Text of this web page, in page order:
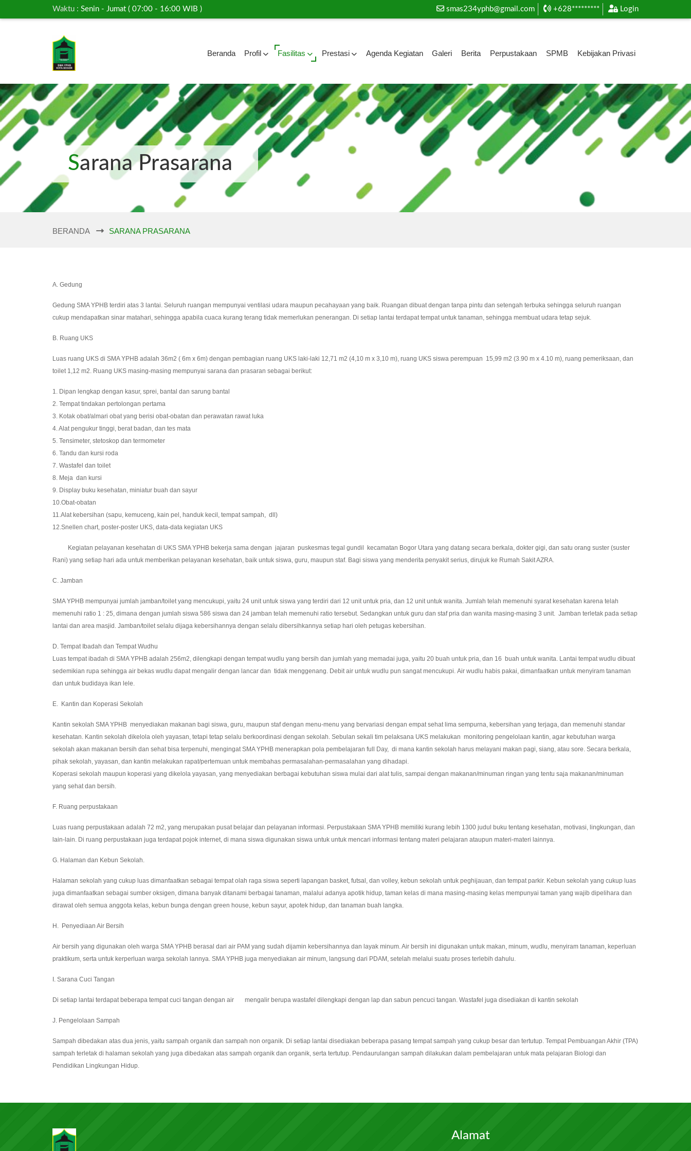
Waktu : Senin - Jumat ( 07:00 - 16:00 WIB ) smas234yphb@gmail.com +628********* Login
Beranda Profil Fasilitas Prestasi Agenda Kegiatan Galeri Berita Perpustakaan SPMB Kebijakan Privasi
Sarana Prasarana
BERANDA SARANA PRASARANA
A. Gedung
Gedung SMA YPHB terdiri atas 3 lantai. Seluruh ruangan mempunyai ventilasi udara maupun pecahayaan yang baik. Ruangan dibuat dengan tanpa pintu dan setengah terbuka sehingga seluruh ruangan
cukup mendapatkan sinar matahari, sehingga apabila cuaca kurang terang tidak memerlukan penerangan. Di setiap lantai terdapat tempat untuk tanaman, sehingga membuat udara tetap sejuk.
B. Ruang UKS
Luas ruang UKS di SMA YPHB adalah 36m2 ( 6m x 6m) dengan pembagian ruang UKS laki-laki 12,71 m2 (4,10 m x 3,10 m), ruang UKS siswa perempuan 15,99 m2 (3.90 m x 4.10 m), ruang pemeriksaan, dan
toilet 1,12 m2. Ruang UKS masing-masing mempunyai sarana dan prasaran sebagai berikut:
1. Dipan lengkap dengan kasur, sprei, bantal dan sarung bantal
2. Tempat tindakan pertolongan pertama
3. Kotak obat/almari obat yang berisi obat-obatan dan perawatan rawat luka
4. Alat pengukur tinggi, berat badan, dan tes mata
5. Tensimeter, stetoskop dan termometer
6. Tandu dan kursi roda
7. Wastafel dan toilet
8. Meja dan kursi
9. Display buku kesehatan, miniatur buah dan sayur
10.Obat-obatan
11.Alat kebersihan (sapu, kemuceng, kain pel, handuk kecil, tempat sampah, dll)
12.Snellen chart, poster-poster UKS, data-data kegiatan UKS
Kegiatan pelayanan kesehatan di UKS SMA YPHB bekerja sama dengan jajaran puskesmas tegal gundil kecamatan Bogor Utara yang datang secara berkala, dokter gigi, dan satu orang suster (suster
Rani) yang setiap hari ada untuk memberikan pelayanan kesehatan, baik untuk siswa, guru, maupun staf. Bagi siswa yang menderita penyakit serius, dirujuk ke Rumah Sakit AZRA.
C. Jamban
SMA YPHB mempunyai jumlah jamban/toilet yang mencukupi, yaitu 24 unit untuk siswa yang terdiri dari 12 unit untuk pria, dan 12 unit untuk wanita. Jumlah telah memenuhi syarat kesehatan karena telah
memenuhi ratio 1 : 25, dimana dengan jumlah siswa 586 siswa dan 24 jamban telah memenuhi ratio tersebut. Sedangkan untuk guru dan staf pria dan wanita masing-masing 3 unit. Jamban terletak pada setiap
lantai dan area masjid. Jamban/toilet selalu dijaga kebersihannya dengan selalu dibersihkannya setiap hari oleh petugas kebersihan.
D. Tempat Ibadah dan Tempat Wudhu
Luas tempat ibadah di SMA YPHB adalah 256m2, dilengkapi dengan tempat wudlu yang bersih dan jumlah yang memadai juga, yaitu 20 buah untuk pria, dan 16 buah untuk wanita. Lantai tempat wudlu dibuat
sedemikian rupa sehingga air bekas wudlu dapat mengalir dengan lancar dan tidak menggenang. Debit air untuk wudlu pun sangat mencukupi. Air wudlu habis pakai, dimanfaatkan untuk menyiram tanaman
dan untuk budidaya ikan lele.
E. Kantin dan Koperasi Sekolah
Kantin sekolah SMA YPHB menyediakan makanan bagi siswa, guru, maupun staf dengan menu-menu yang bervariasi dengan empat sehat lima sempurna, kebersihan yang terjaga, dan memenuhi standar
kesehatan. Kantin sekolah dikelola oleh yayasan, tetapi tetap selalu berkoordinasi dengan sekolah. Sebulan sekali tim pelaksana UKS melakukan monitoring pengelolaan kantin, agar kebutuhan warga
sekolah akan makanan bersih dan sehat bisa terpenuhi, mengingat SMA YPHB menerapkan pola pembelajaran full Day, di mana kantin sekolah harus melayani makan pagi, siang, atau sore. Secara berkala,
pihak sekolah, yayasan, dan kantin melakukan rapat/pertemuan untuk membahas permasalahan-permasalahan yang dihadapi.
Koperasi sekolah maupun koperasi yang dikelola yayasan, yang menyediakan berbagai kebutuhan siswa mulai dari alat tulis, sampai dengan makanan/minuman ringan yang tentu saja makanan/minuman
yang sehat dan bersih.
F. Ruang perpustakaan
Luas ruang perpustakaan adalah 72 m2, yang merupakan pusat belajar dan pelayanan informasi. Perpustakaan SMA YPHB memiliki kurang lebih 1300 judul buku tentang kesehatan, motivasi, lingkungan, dan
lain-lain. Di ruang perpustakaan juga terdapat pojok internet, di mana siswa digunakan siswa untuk untuk mencari informasi tentang materi pelajaran ataupun materi-materi lainnya.
G. Halaman dan Kebun Sekolah.
Halaman sekolah yang cukup luas dimanfaatkan sebagai tempat olah raga siswa seperti lapangan basket, futsal, dan volley, kebun sekolah untuk peghijauan, dan tempat parkir. Kebun sekolah yang cukup luas
juga dimanfaatkan sebagai sumber oksigen, dimana banyak ditanami berbagai tanaman, malalui adanya apotik hidup, taman kelas di mana masing-masing kelas mempunyai taman yang wajib dipelihara dan
dirawat oleh semua anggota kelas, kebun bunga dengan green house, kebun sayur, apotek hidup, dan tanaman buah langka.
H. Penyediaan Air Bersih
Air bersih yang digunakan oleh warga SMA YPHB berasal dari air PAM yang sudah dijamin kebersihannya dan layak minum. Air bersih ini digunakan untuk makan, minum, wudlu, menyiram tanaman, keperluan
praktikum, serta untuk kerperluan warga sekolah lannya. SMA YPHB juga menyediakan air minum, langsung dari PDAM, setelah melalui suatu proses terlebih dahulu.
I. Sarana Cuci Tangan
Di setiap lantai terdapat beberapa tempat cuci tangan dengan air mengalir berupa wastafel dilengkapi dengan lap dan sabun pencuci tangan. Wastafel juga disediakan di kantin sekolah
J. Pengelolaan Sampah
Sampah dibedakan atas dua jenis, yaitu sampah organik dan sampah non organik. Di setiap lantai disediakan beberapa pasang tempat sampah yang cukup besar dan tertutup. Tempat Pembuangan Akhir (TPA)
sampah terletak di halaman sekolah yang juga dibedakan atas sampah organik dan organik, serta tertutup. Pendaurulangan sampah dilakukan dalam pembelajaran untuk mata pelajaran Biologi dan
Pendidikan Lingkungan Hidup.
Alamat